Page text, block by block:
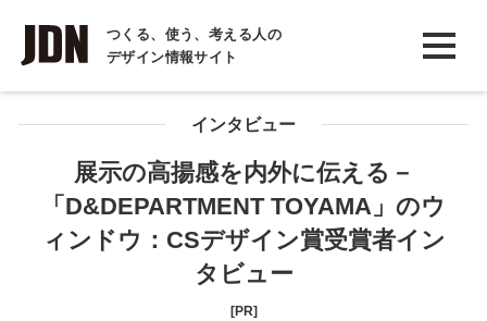
つくる、使う、考える人の
デザイン情報サイト
INTERVIEW
インタビュー
REPORT
COLUMN
コラム
インタビュー
展示の高揚感を内外に伝える－
「D&DEPARTMENT TOYAMA」のウ
ィンドウ：CSデザイン賞受賞者イン
タビュー
[PR]